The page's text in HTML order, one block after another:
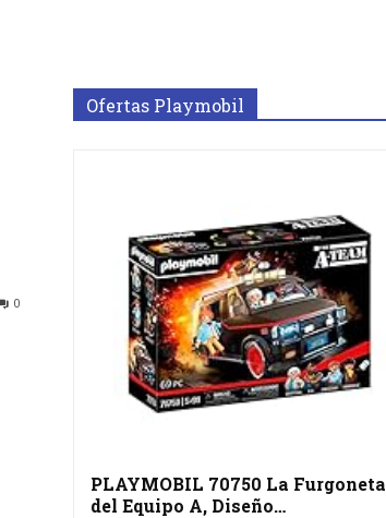
0
Ofertas Playmobil
PLAYMOBIL 70750 La Furgoneta
del Equipo A, Diseño…